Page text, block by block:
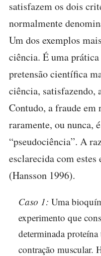
satisfazem os dois
normalmente
Um dos exemplos
ciência. É uma
pretensão científica
ciência, satisfazendo,
Contudo, a fraude
raramente, ou nunca,
“pseudociência”. A
esclarecida com
(Hansson 1996).
Caso 1: Uma
experimento que
determinada
contração muscular.